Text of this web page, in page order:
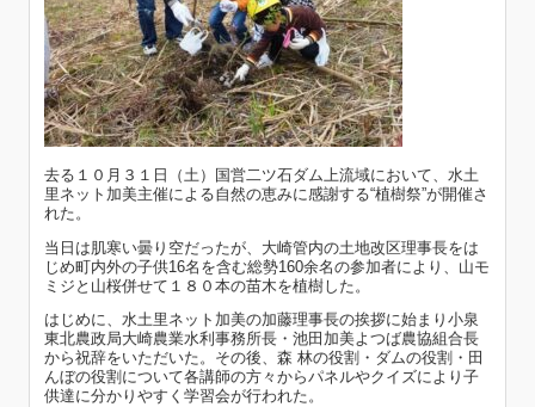
去る１０月３１日（土）国営二ツ石ダム上流域において、水土
里ネット加美主催による自然の恵みに感謝する“植樹祭”が開催さ
れた。
当日は肌寒い曇り空だったが、大崎管内の土地改区理事長をは
じめ町内外の子供16名を含む総勢160余名の参加者により、山モ
ミジと山桜併せて１８０本の苗木を植樹した。
はじめに、水土里ネット加美の加藤理事長の挨拶に始まり小泉
東北農政局大崎農業水利事務所長・池田加美よつば農協組合長
から祝辞をいただいた。その後、森 林の役割・ダムの役割・田
んぼの役割について各講師の方々からパネルやクイズにより子
供達に分かりやすく学習会が行われた。